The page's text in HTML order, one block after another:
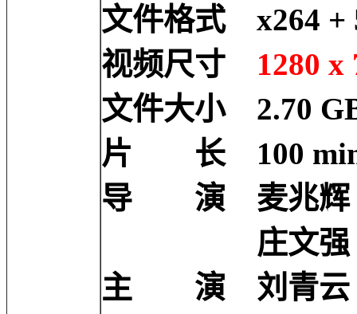
文件格式 x264 +
视频尺寸 1280 x
文件大小 2.70
片 长 100
导 演 麦兆辉
庄文强
主 演 刘青云